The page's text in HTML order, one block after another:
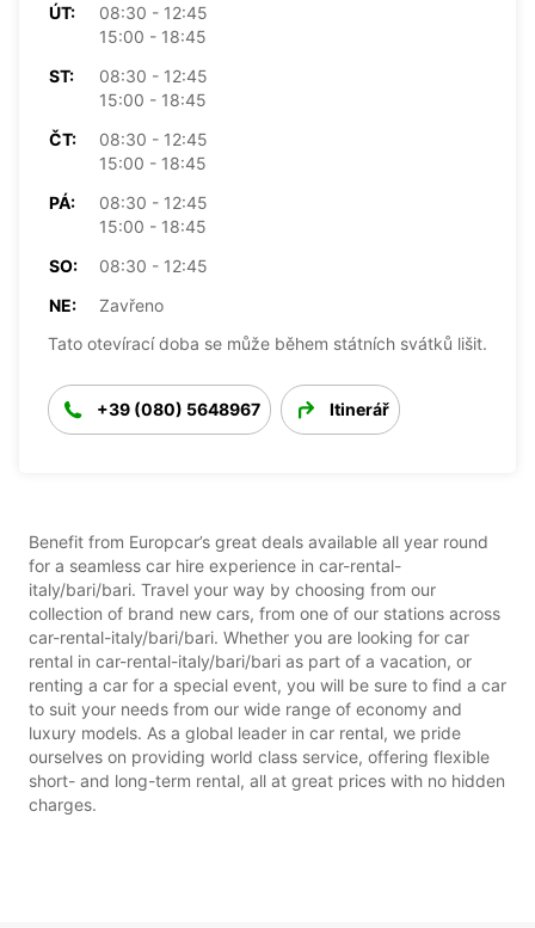
ÚT:
08:30 - 12:45
15:00 - 18:45
ST:
08:30 - 12:45
15:00 - 18:45
ČT:
08:30 - 12:45
15:00 - 18:45
PÁ:
08:30 - 12:45
15:00 - 18:45
SO:
08:30 - 12:45
NE:
Zavřeno
Tato otevírací doba se může během státních svátků lišit.
+39 (080) 5648967 Itinerář
Benefit from Europcar’s great deals available all year round
for a seamless car hire experience in car-rental-
italy/bari/bari. Travel your way by choosing from our
collection of brand new cars, from one of our stations across
car-rental-italy/bari/bari. Whether you are looking for car
rental in car-rental-italy/bari/bari as part of a vacation, or
renting a car for a special event, you will be sure to find a car
to suit your needs from our wide range of economy and
luxury models. As a global leader in car rental, we pride
ourselves on providing world class service, offering flexible
short- and long-term rental, all at great prices with no hidden
charges.